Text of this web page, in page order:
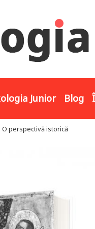
Junior Blog
perspectivă istorică